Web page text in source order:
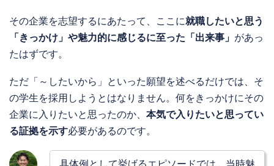
その企業を志望するにあたって、ここに就職したいと思う
「きっかけ」や魅力的に感じるに至った「出来事」 があっ
たはずです。
ただ「～したいから」といった願望を述べるだけでは、そ
の学生を採用しようとはなりません。何をきっかけにその
企業に入りたいと思ったのか、 本気で入りたいと思ってい
る証拠を示す必要があるのです。
具体例として挙げるエピソードでは、当時魅